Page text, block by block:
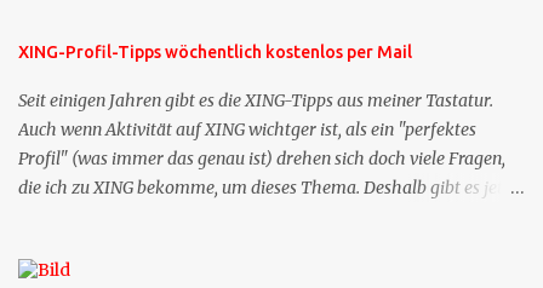
XING-Profil-Tipps wöchentlich kostenlos per Mail
Seit einigen Jahren gibt es die XING-Tipps aus meiner Tastatur.
Auch wenn Aktivität auf XING wichtger ist, als ein "perfektes
Profil" (was immer das genau ist) drehen sich doch viele Fragen,
die ich zu XING bekomme, um dieses Thema. Deshalb gibt es jetzt
bekommen Sie kostenlos eine weitere Folge. Die Startsequenz ist 16